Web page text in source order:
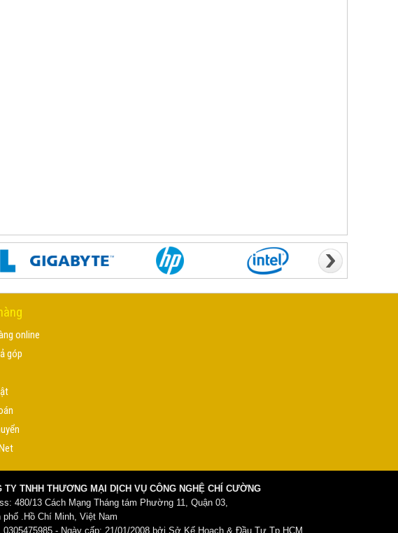
online
góp
TY TNHH THƯƠNG MẠI DỊCH VỤ CÔNG NGHỆ CHÍ CƯỜNG
480/13 Cách Mạng Tháng tám Phường 11, Quận 03,
phố .Hồ Chí Minh, Việt Nam
0305475985 - Ngày cấp: 21/01/2008 bởi Sở Kế Hoạch & Đầu Tư Tp.HCM